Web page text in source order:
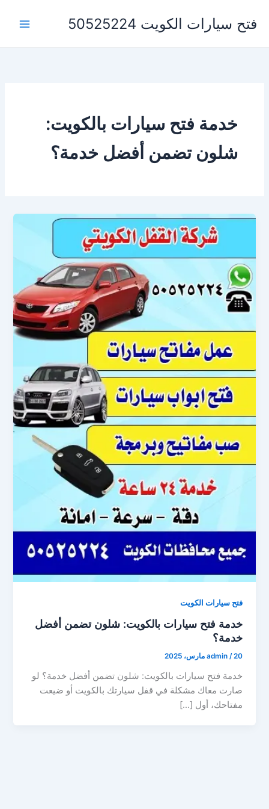
المحتوى
فتح سيارات الكويت 50525224
خدمة فتح سيارات بالكويت:
شلون تضمن أفضل خدمة؟
فتح سيارات الكويت
خدمة فتح سيارات بالكويت: شلون تضمن أفضل
خدمة؟
admin /20 مارس، 2025
خدمة فتح سيارات بالكويت: شلون تضمن أفضل خدمة؟ لو
صارت معاك مشكلة في قفل سيارتك بالكويت أو ضيعت
مفتاحك، أول […]